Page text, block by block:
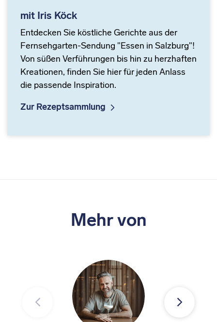
mit Iris Köck
Entdecken Sie köstliche Gerichte aus der
Fernsehgarten-Sendung "Essen in Salzburg"!
Von süßen Verführungen bis hin zu herzhaften
Kreationen, finden Sie hier für jeden Anlass
die passende Inspiration.
Zur Rezeptsammlung
Mehr von